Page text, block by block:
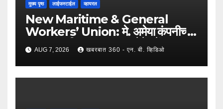
मुख्य पृष्ठ लाईफस्टाईल व्हायरल
New Maritime & General
Workers’ Union: मे. अमेया कंपनीच्या
कामगारांना दिलासा; कामगार नेते महेंद्र घरत
यांच्या नेतृत्वात ७,२०० रुपयांची ऐतिहासिक
पगारवाढ !
AUG 7, 2026 खबरबात 360 - एन. बी. व्हिडिओ